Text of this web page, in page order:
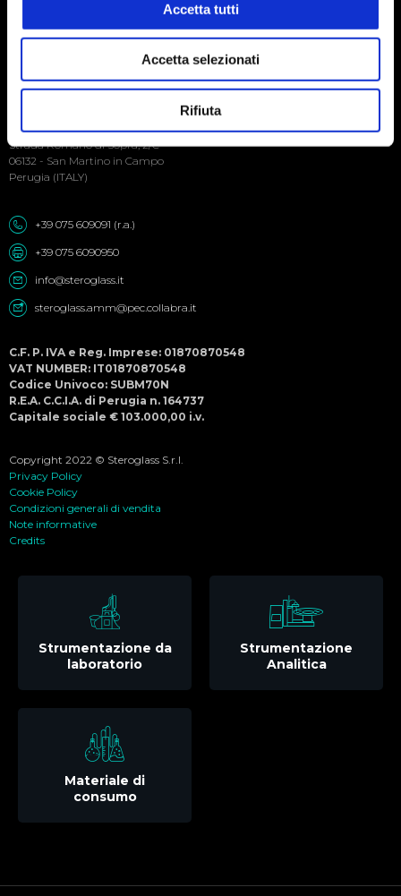
Accetta tutti
Accetta selezionati
Rifiuta
Social
Menu
Seguici sui social
Steroglass S.r.l.
Strada Romano di Sopra, 2/C
06132 - San Martino in Campo
Perugia (ITALY)
+39 075 609091 (r.a.)
+39 075 6090950
info@steroglass.it
steroglass.amm@pec.collabra.it
C.F. P. IVA e Reg. Imprese: 01870870548
VAT NUMBER: IT01870870548
Codice Univoco: SUBM70N
R.E.A. C.C.I.A. di Perugia n. 164737
Capitale sociale € 103.000,00 i.v.
Copyright 2022 © Steroglass S.r.l.
Privacy Policy
Cookie Policy
Condizioni generali di vendita
Note informative
Credits
Strumentazione da
laboratorio
Strumentazione
Analitica
Materiale di
consumo